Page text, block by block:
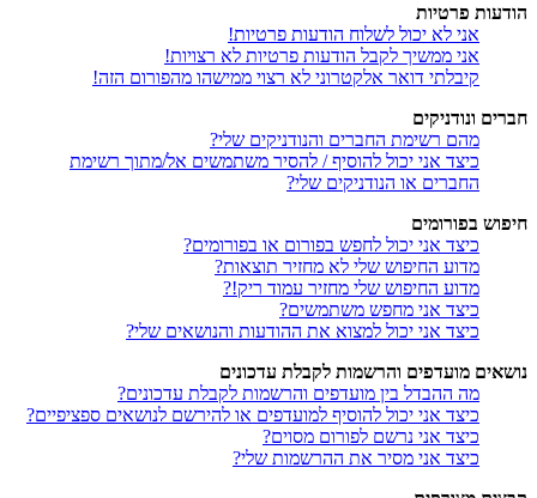
הודעות פרטיות
אני לא יכול לשלוח הודעות פרטיות!
אני ממשיך לקבל הודעות פרטיות לא רצויות!
קיבלתי דואר אלקטרוני לא רצוי ממישהו מהפורום הזה!
חברים ונודניקים
מהם רשימת החברים והנודניקים שלי?
כיצד אני יכול להוסיף / להסיר משתמשים אל/מתוך רשימת
החברים או הנודניקים שלי?
חיפוש בפורומים
כיצד אני יכול לחפש בפורום או בפורומים?
מדוע החיפוש שלי לא מחזיר תוצאות?
מדוע החיפוש שלי מחזיר עמוד ריק!?
כיצד אני מחפש משתמשים?
כיצד אני יכול למצוא את ההודעות והנושאים שלי?
נושאים מועדפים והרשמות לקבלת עדכונים
מה ההבדל בין מועדפים והרשמות לקבלת עדכונים?
כיצד אני יכול להוסיף למועדפים או להירשם לנושאים ספציפיים?
כיצד אני נרשם לפורום מסוים?
כיצד אני מסיר את ההרשמות שלי?